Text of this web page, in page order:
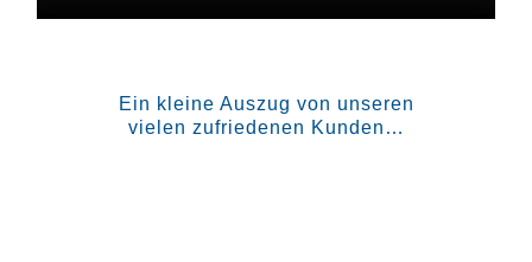
Ein kleine Auszug von unseren
vielen zufriedenen Kunden…